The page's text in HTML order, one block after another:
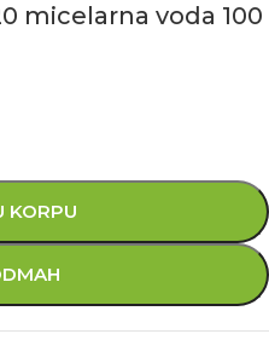
micelarna voda 100
KORPU